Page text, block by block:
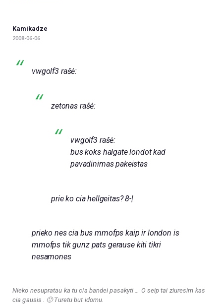
Kamikadze
2008-06-06
vwgolf3 rašė:
zetonas rašė:
vwgolf3 rašė:
bus koks halgate londot kad
pavadinimas pakeistas
prie ko cia hellgeitas? 8-|
prieko nes cia bus mmofps kaip ir london is
mmofps tik gunz pats gerause kiti tikri
nesamones
Nieko nesupratau ka tu cia bandei pasakyti … O seip tai ziuresim kas
cia gausis . 🙂 Turetu but idomu.